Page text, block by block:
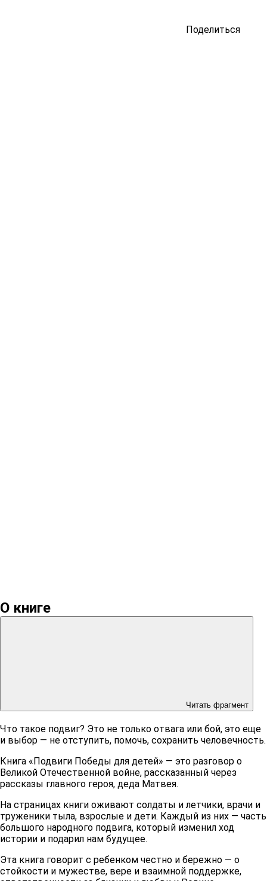
Поделиться
О книге
Читать фрагмент
Что такое подвиг? Это не только отвага или бой, это еще
и выбор — не отступить, помочь, сохранить человечность.
Книга «Подвиги Победы для детей» — это разговор о
Великой Отечественной войне, рассказанный через
рассказы главного героя, деда Матвея.
На страницах книги оживают солдаты и летчики, врачи и
труженики тыла, взрослые и дети. Каждый из них — часть
большого народного подвига, который изменил ход
истории и подарил нам будущее.
Эта книга говорит с ребенком честно и бережно — о
стойкости и мужестве, вере и взаимной поддержке,